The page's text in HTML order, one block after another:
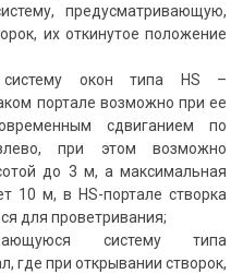
предусматривающую,
их откинутое положение
систему окон типа HS –
портале возможно при ее
сдвиганием по
при этом возможно
до 3 м, а максимальная
10 м, в HS-портале створка
для проветривания;
систему типа
где при открывании створок,